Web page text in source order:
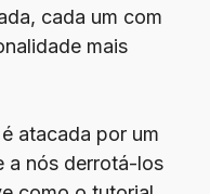
cada um com
mais
atacada por um
a nós derrotá-los